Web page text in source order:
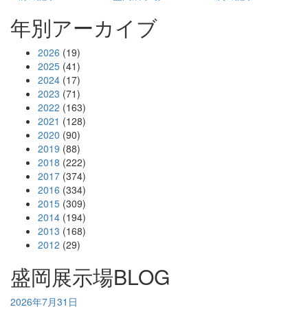
年別アーカイブ
2026 (19)
2025 (41)
2024 (17)
2023 (71)
2022 (163)
2021 (128)
2020 (90)
2019 (88)
2018 (222)
2017 (374)
2016 (334)
2015 (309)
2014 (194)
2013 (168)
2012 (29)
盛岡展示場BLOG
2026年7月31日